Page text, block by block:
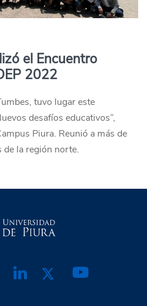
el Encuentro
2022
tuvo lugar este
desafíos educativos”,
Piura. Reunió a más de
la región norte.